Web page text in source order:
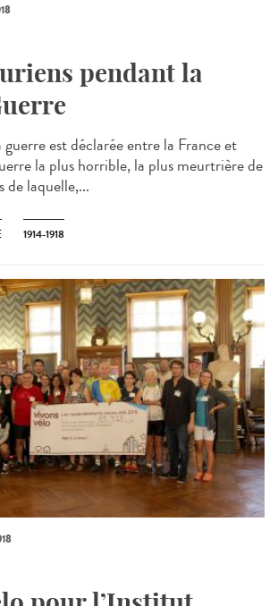
pendant la
est déclarée entre la France et
la plus horrible, la plus meurtrière de
de laquelle,...
1914-1918